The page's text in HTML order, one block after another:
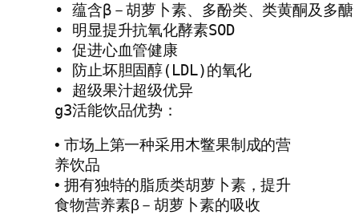
• 蕴含β－胡萝卜素、多酚类、类黄酮及多
• 明显提升抗氧化酵素SOD
• 促进心血管健康
• 防止坏胆固醇(LDL)的氧化
• 超级果汁超级优异
g3活能饮品优势：
• 市场上第一种采用木鳖果制成的营
养饮品
• 拥有独特的脂质类胡萝卜素，提升
食物营养素β－胡萝卜素的吸收